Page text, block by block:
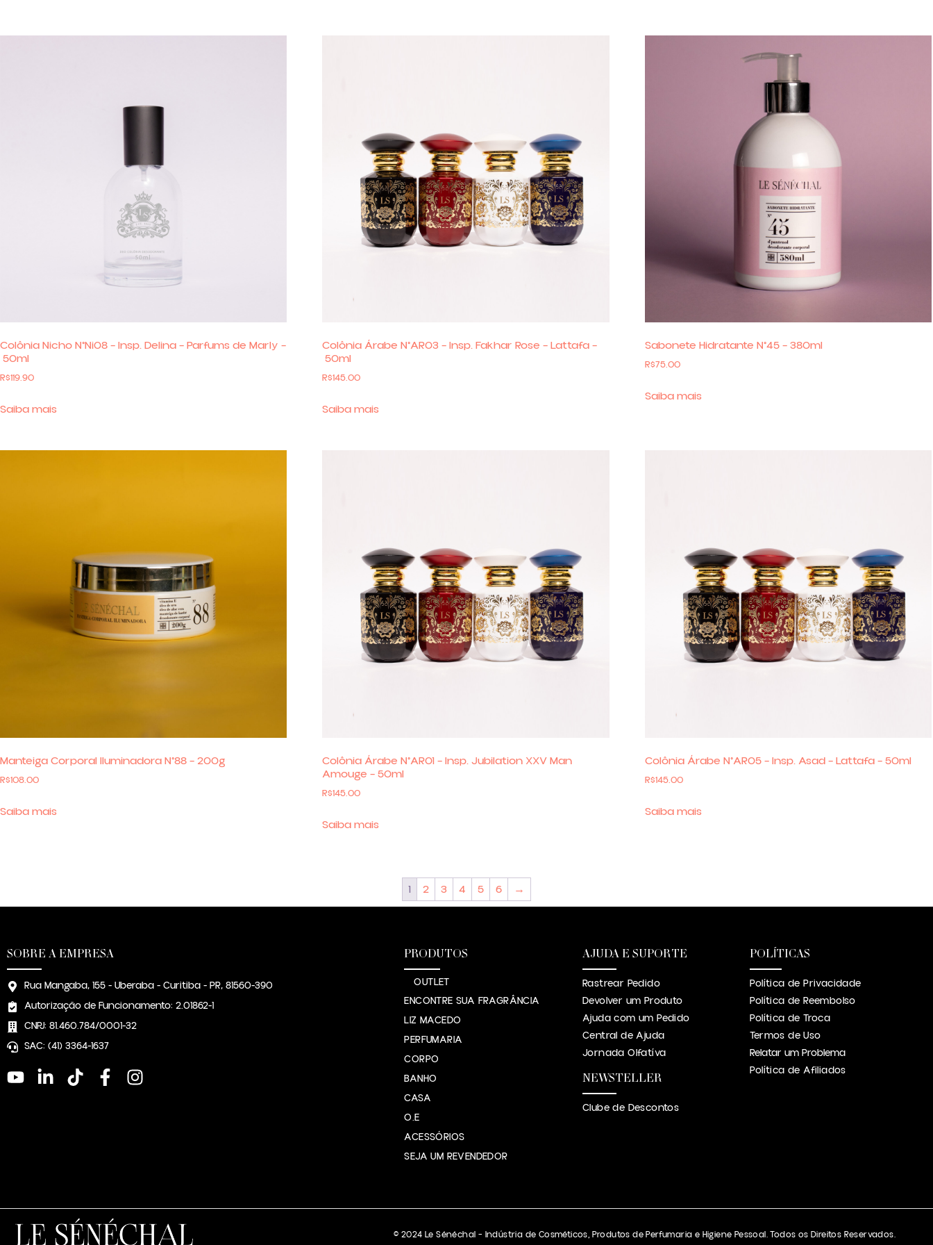
Colônia Nicho N°Ni08 – Insp. Delina – Parfums de Marly –
50ml
R$119.90
Saiba mais
Colônia Árabe N°AR03 – Insp. Fakhar Rose – Lattafa –
50ml
R$145.00
Saiba mais
Sabonete Hidratante N°45 – 380ml
R$75.00
Saiba mais
Manteiga Corporal Iluminadora N°88 – 200g
R$108.00
Saiba mais
Colônia Árabe N°AR01 – Insp. Jubilation XXV Man
Amouge – 50ml
R$145.00
Saiba mais
Colônia Árabe N°AR05 – Insp. Asad – Lattafa – 50ml
R$145.00
Saiba mais
1 2 3 4 5 6 →
SOBRE A EMPRESA
Rua Mangaba, 155 - Uberaba - Curitiba - PR, 81560-390
Autorização de Funcionamento: 2.01862-1
CNPJ: 81.460.784/0001-32
SAC: (41) 3364-1637
PRODUTOS
OUTLET
ENCONTRE SUA FRAGRÂNCIA
LIZ MACEDO
PERFUMARIA
CORPO
BANHO
CASA
O.E
ACESSÓRIOS
SEJA UM REVENDEDOR
AJUDA E SUPORTE
Rastrear Pedido
Devolver um Produto
Ajuda com um Pedido
Central de Ajuda
Jornada Olfatíva
NEWSTELLER
Clube de Descontos
POLÍTICAS
Política de Privacidade
Política de Reembolso
Política de Troca
Termos de Uso
Relatar um Problema
Política de Afiliados
© 2024 Le Sénéchal – Indústria de Cosméticos, Produtos de Perfumaria e Higiene Pessoal. Todos os Direitos Reservados.